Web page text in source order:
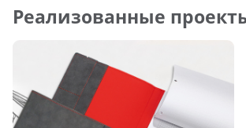
Реализованные